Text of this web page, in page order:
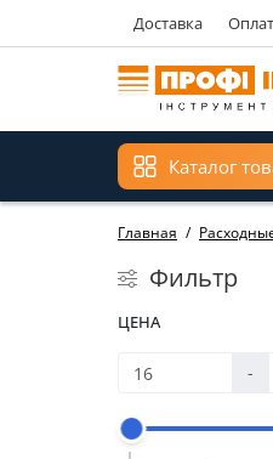
Доставка
Каталог
Главная
Фильтр
ЦЕНА
-